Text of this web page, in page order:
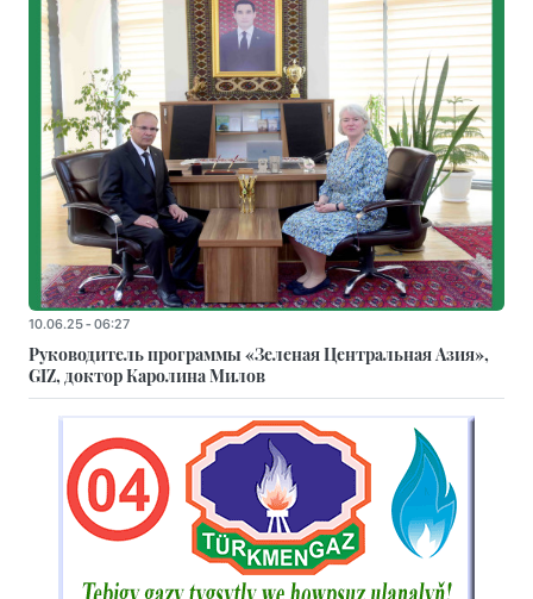
10.06.25 - 06:27
Руководитель программы «Зеленая Центральная Азия»,
GIZ, доктор Каролина Милов